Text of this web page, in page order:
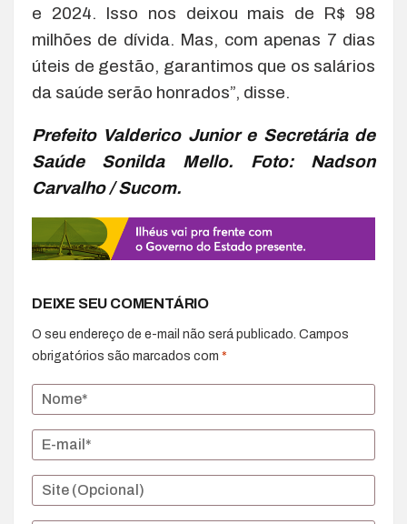
e 2024. Isso nos deixou mais de R$ 98
milhões de dívida. Mas, com apenas 7 dias
úteis de gestão, garantimos que os salários
da saúde serão honrados”, disse.
Prefeito Valderico Junior e Secretária de
Saúde Sonilda Mello. Foto: Nadson
Carvalho / Sucom.
DEIXE SEU COMENTÁRIO
O seu endereço de e-mail não será publicado. Campos
obrigatórios são marcados com *